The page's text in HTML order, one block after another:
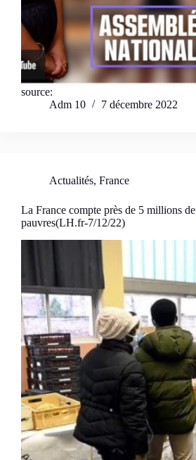
source:
Adm 10
7 décembre 2022
Actualités, France
La France compte près de 5 millions de
pauvres(LH.fr-7/12/22)